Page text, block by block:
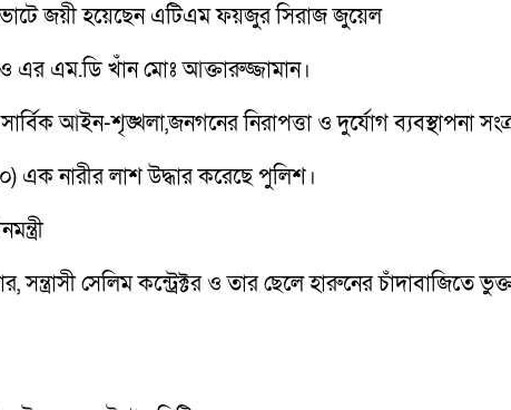
ভোটে জয়ী হয়েছেন এটিএম ফয়জুর সিরাজ জুয়েল
এর এম.ডি খাঁন মোঃ আক্তারুজ্জামান।
আইন-শৃঙ্খলা,জনগনের নিরাপত্তা ও দুর্যোগ ব্যবস্থাপনা
এক নারীর লাশ উদ্ধার করেছে পুলিশ।
সেলিম কন্ট্রেক্টর ও তার ছেলে হারুনের